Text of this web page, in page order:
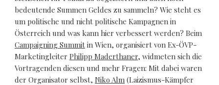
bedeutende Summen Geldes zu sammeln? Wie steht es
um politische und nicht politische Kampagnen in
Österreich und was kann hier verbessert werden? Beim
Campaigning Summit in Wien, organisiert von Ex-ÖVP-
Marketingleiter Philipp Maderthaner, widmeten sich die
Vortragenden diesen und mehr Fragen: Mit dabei waren
der Organisator selbst, Niko Alm (Laizismus-Kämpfer